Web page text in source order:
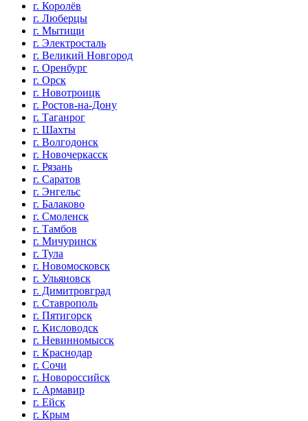
г. Королёв
г. Люберцы
г. Мытищи
г. Электросталь
г. Великий Новгород
г. Оренбург
г. Орск
г. Новотроицк
г. Ростов-на-Дону
г. Таганрог
г. Шахты
г. Волгодонск
г. Новочеркасск
г. Рязань
г. Саратов
г. Энгельс
г. Балаково
г. Смоленск
г. Тамбов
г. Мичуринск
г. Тула
г. Новомосковск
г. Ульяновск
г. Димитровград
г. Ставрополь
г. Пятигорск
г. Кисловодск
г. Невинномысск
г. Краснодар
г. Сочи
г. Новороссийск
г. Армавир
г. Ейск
г. Крым